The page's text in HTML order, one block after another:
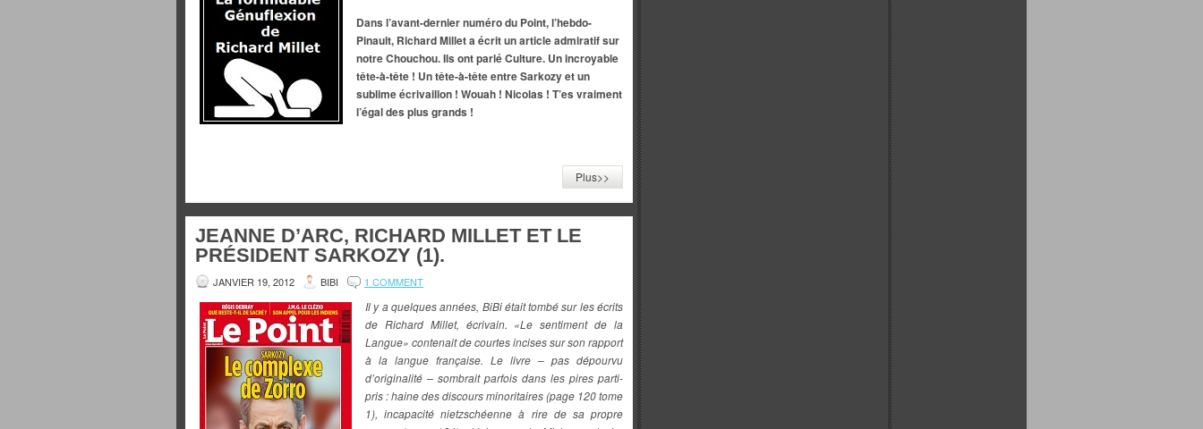
Dans l’avant-dernier numéro du Point, l’hebdo-
Pinault, Richard Millet a écrit un article admiratif sur
notre Chouchou. Ils ont parlé Culture. Un incroyable
tête-à-tête ! Un tête-à-tête entre Sarkozy et un
sublime écrivaillon ! Wouah ! Nicolas ! T’es vraiment
l’égal des plus grands !
Plus>>
JEANNE D’ARC, RICHARD MILLET ET LE
PRÉSIDENT SARKOZY (1).
JANVIER 19, 2012 BIBI 1 COMMENT
Il y a quelques années, BiBi était tombé sur les écrits
de Richard Millet, écrivain. «Le sentiment de la
Langue» contenait de courtes incises sur son rapport
à la langue française. Le livre – pas dépourvu
d’originalité – sombrait parfois dans les pires parti-
pris : haine des discours minoritaires (page 120 tome
1), incapacité nietzschéenne à rire de sa propre